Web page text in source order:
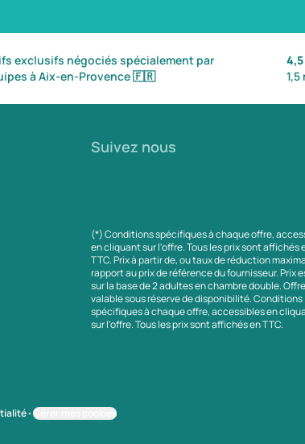
exclusifs négociés spécialement par
à Aix-en-Provence🇫🇷
Suivez nous
(*) Conditions spécifiques à chaque offre,
en cliquant sur l'offre. Tous les prix sont affichés
TTC. Prix à partir de, ou taux de réduction
rapport au prix de référence du fournisseur. Prix
sur la base de 2 adultes en chambre double. Offre
valable sous réserve de disponibilité. Conditions
spécifiques à chaque offre, accessibles en
sur l'offre. Tous les prix sont affichés en TTC.
•Gérer mes cookies